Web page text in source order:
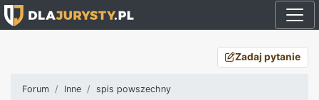
Zadaj pytanie
Forum Inne spis powszechny